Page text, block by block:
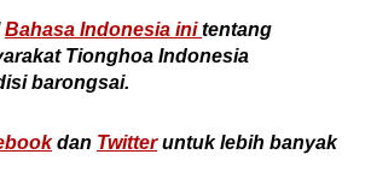
Bahasa Indonesia initentang
Tionghoa Indonesia
barongsai.
dan Twitteruntuklebih banyak